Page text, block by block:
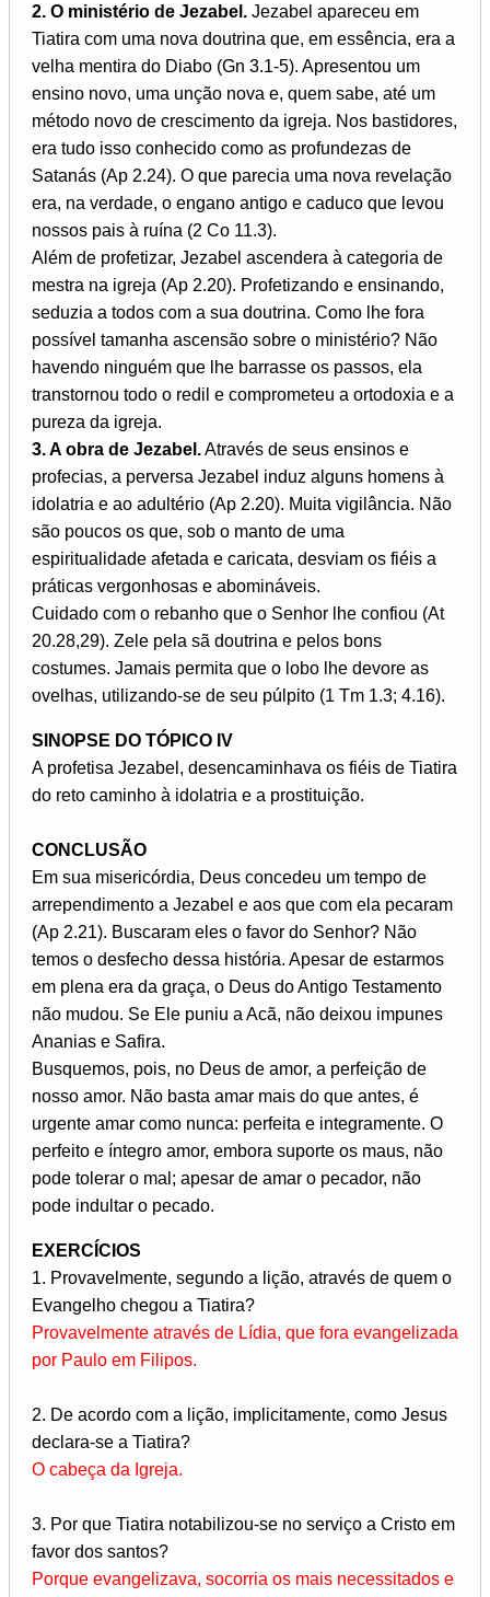
2. O ministério de Jezabel. Jezabel apareceu em
Tiatira com uma nova doutrina que, em essência, era a
velha mentira do Diabo (Gn 3.1-5). Apresentou um
ensino novo, uma unção nova e, quem sabe, até um
método novo de crescimento da igreja. Nos bastidores,
era tudo isso conhecido como as profundezas de
Satanás (Ap 2.24). O que parecia uma nova revelação
era, na verdade, o engano antigo e caduco que levou
nossos pais à ruína (2 Co 11.3).
Além de profetizar, Jezabel ascendera à categoria de
mestra na igreja (Ap 2.20). Profetizando e ensinando,
seduzia a todos com a sua doutrina. Como lhe fora
possível tamanha ascensão sobre o ministério? Não
havendo ninguém que lhe barrasse os passos, ela
transtornou todo o redil e comprometeu a ortodoxia e a
pureza da igreja.
3. A obra de Jezabel.Através de seus ensinos e
profecias, a perversa Jezabel induz alguns homens à
idolatria e ao adultério (Ap 2.20). Muita vigilância. Não
são poucos os que, sob o manto de uma
espiritualidade afetada e caricata, desviam os fiéis a
práticas vergonhosas e abomináveis.
Cuidado com o rebanho que o Senhor lhe confiou (At
20.28,29). Zele pela sã doutrina e pelos bons
costumes. Jamais permita que o lobo lhe devore as
ovelhas, utilizando-se de seu púlpito (1 Tm 1.3; 4.16).
SINOPSE DO TÓPICO IV
A profetisa Jezabel, desencaminhava os fiéis de Tiatira
do reto caminho à idolatria e a prostituição.
CONCLUSÃO
Em sua misericórdia, Deus concedeu um tempo de
arrependimento a Jezabel e aos que com ela pecaram
(Ap 2.21). Buscaram eles o favor do Senhor? Não
temos o desfecho dessa história. Apesar de estarmos
em plena era da graça, o Deus do Antigo Testamento
não mudou. Se Ele puniu a Acã, não deixou impunes
Ananias e Safira.
Busquemos, pois, no Deus de amor, a perfeição de
nosso amor. Não basta amar mais do que antes, é
urgente amar como nunca: perfeita e integramente. O
perfeito e íntegro amor, embora suporte os maus, não
pode tolerar o mal; apesar de amar o pecador, não
pode indultar o pecado.
EXERCÍCIOS
1. Provavelmente, segundo a lição, através de quem o
Evangelho chegou a Tiatira?
Provavelmente através de Lídia, que fora evangelizada
por Paulo em Filipos.
2. De acordo com a lição, implicitamente, como Jesus
declara-se a Tiatira?
O cabeça da Igreja.
3. Por que Tiatira notabilizou-se no serviço a Cristo em
favor dos santos?
Porque evangelizava, socorria os mais necessitados e